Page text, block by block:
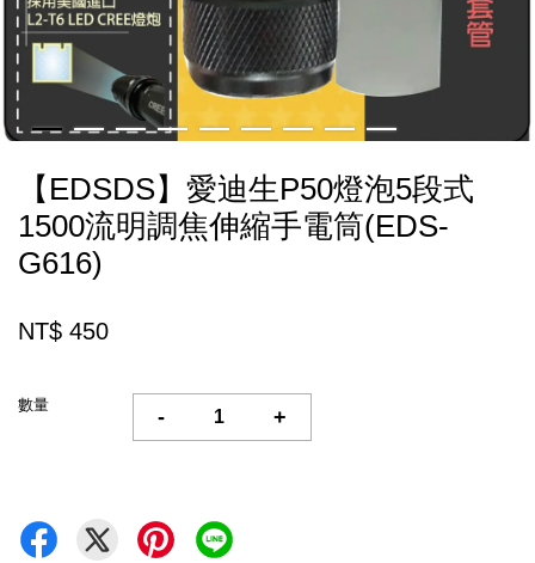
【EDSDS】愛迪生P50燈泡5段式
1500流明調焦伸縮手電筒(EDS-
G616)
NT$ 450
數量
- +